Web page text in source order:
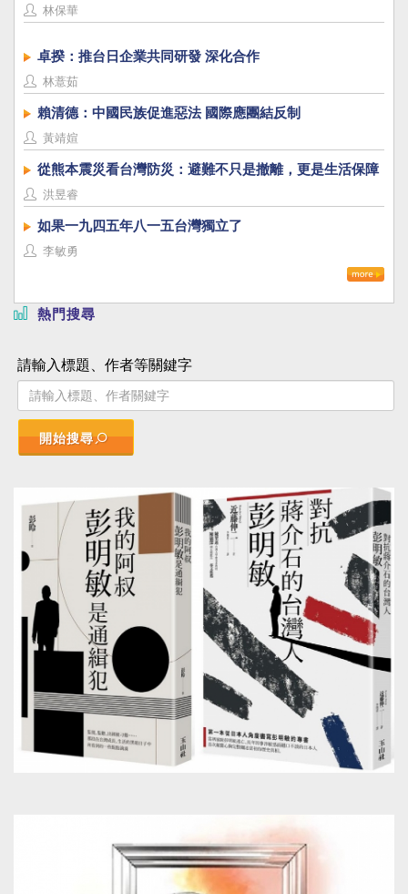
林保華
卓揆：推台日企業共同研發 深化合作
林薏茹
賴清德：中國民族促進惡法 國際應團結反制
黃靖媗
從熊本震災看台灣防災：避難不只是撤離，更是生活保障
洪昱睿
如果一九四五年八一五台灣獨立了
李敏勇
熱門搜尋
請輸入標題、作者等關鍵字
開始搜尋